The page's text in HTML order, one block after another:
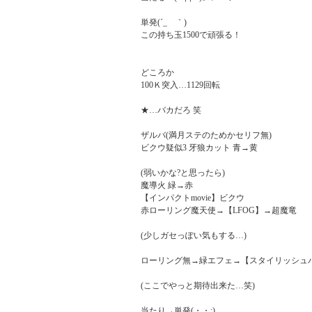
単発(´_ゝ｀)
この持ち玉1500で頑張る！
どころか
100Ｋ突入…1129回転
★…バカだろ 笑
ザルバ(満月ステのためかセリフ無)
ビクウ疑似3 牙狼カット 青→黄
(弱いかな?と思ったら)
魔導火 緑→赤
【インパクトmovie】ビクウ
赤ローリング魔天使→【LFOG】→超魔竜
(少しガセっぽい気もする…)
ローリング無→緑エフェ→【スタイリッシュ
(ここでやっと期待出来た…笑)